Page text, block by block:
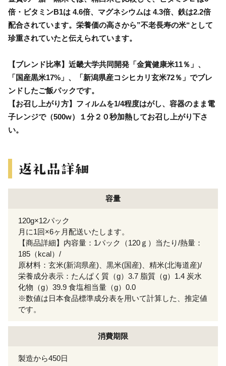
倍・ビタミンB1は 4.6倍、マグネシウムは 4.3倍、鉄は2.2倍
配合されています。栄養価の高さから”不老長寿の米“として
珍重されていたと伝えられています。
【ブレンド比率】近畿大学共同開発「金賞健康米11％」、
「国産黒米17%」、「新潟県産コシヒカリ玄米72％」でブレ
ンドしたご飯パックです。
【お召し上がり方】フィルムを1/4程度はがし、容器のまま電
子レンジで（500w）１分２０秒加熱してお召し上がり下さ
い。
容量
120g×12パック
月に1回×6ヶ月配送いたします。
【商品詳細】内容量：1パック（120ｇ）当たり/熱量：
185（kcal）/
原材料：玄米(新潟県産)、黒米(国産)、精米(北海道産)/
栄養成分表示：たんぱく質（g）3.7 脂質（g）1.4 炭水
化物（g）39.9 食塩相当量（g）0.0
※数値は日本食品標準成分表を用いて計算した、推定値
です。
消費期限
製造から450日